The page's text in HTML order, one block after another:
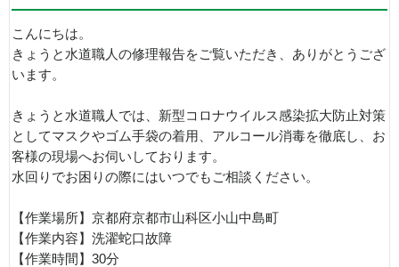
こんにちは。
きょうと水道職人の修理報告をご覧いただき、ありがとうござ
います。
きょうと水道職人では、新型コロナウイルス感染拡大防止対策
としてマスクやゴム手袋の着用、アルコール消毒を徹底し、お
客様の現場へお伺いしております。
水回りでお困りの際にはいつでもご相談ください。
【作業場所】京都府京都市山科区小山中島町
【作業内容】洗濯蛇口故障
【作業時間】30分